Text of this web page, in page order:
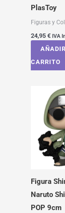
PlasToy
Figuras y
24,95 € IVA
CARRITO
Figura
Naruto
POP 9cm